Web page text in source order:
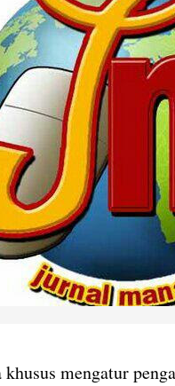
mengatur